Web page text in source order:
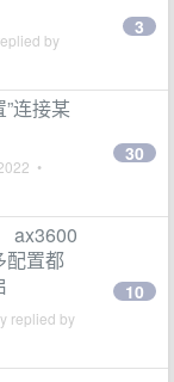
by
3
连接某
•
30
ax3600
配置都
replied by
10